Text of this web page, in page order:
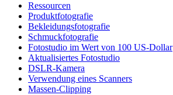
Ressourcen
Produktfotografie
Bekleidungsfotografie
Schmuckfotografie
Fotostudio im Wert von 100 US-Dollar
Aktualisiertes Fotostudio
DSLR-Kamera
Verwendung eines Scanners
Massen-Clipping